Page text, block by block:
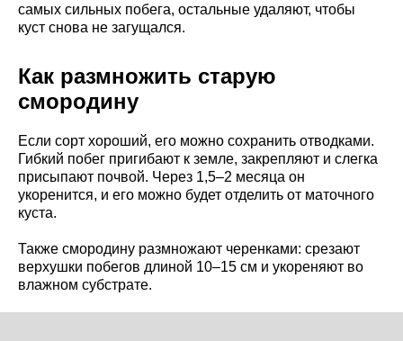
самых сильных побега, остальные удаляют, чтобы
куст снова не загущался.
Как размножить старую
смородину
Если сорт хороший, его можно сохранить отводками.
Гибкий побег пригибают к земле, закрепляют и слегка
присыпают почвой. Через 1,5–2 месяца он
укоренится, и его можно будет отделить от маточного
куста.
Также смородину размножают черенками: срезают
верхушки побегов длиной 10–15 см и укореняют во
влажном субстрате.